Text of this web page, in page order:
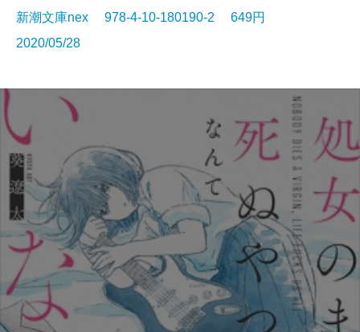
新潮文庫nex 978-4-10-180190-2 649円
2020/05/28